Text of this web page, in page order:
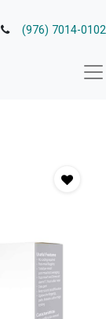
(976) 7014-0102